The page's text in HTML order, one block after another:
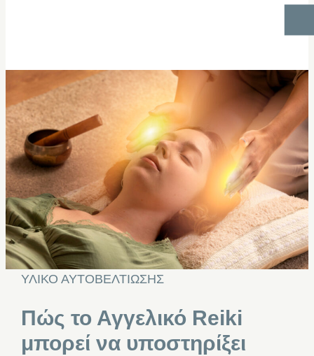
ΥΛΙΚΟ ΑΥΤΟΒΕΛΤΙΩΣΗΣ
Πώς το Αγγελικό Reiki
μπορεί να υποστηρίξει